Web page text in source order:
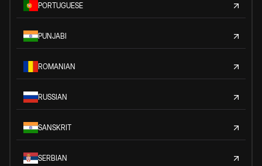
PORTUGUESE
PUNJABI
ROMANIAN
RUSSIAN
SANSKRIT
SERBIAN